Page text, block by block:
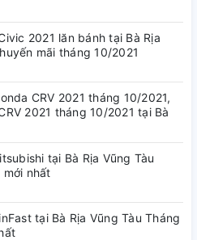
2021 lăn bánh tại Bà Rịa
mãi tháng 10/2021
CRV 2021 tháng 10/2021,
2021 tháng 10/2021 tại Bà
tại Bà Rịa Vũng Tàu
nhất
tại Bà Rịa Vũng Tàu Tháng